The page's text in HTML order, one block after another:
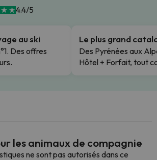
4.4/5
au ski
Des offres
Le plus grand
Des Pyrénées aux
Hôtel + Forfait, tout
les animaux de compagnie
ne sont pas autorisés dans ce